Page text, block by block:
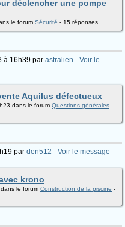
déclencher une pompe
le forum Sécurité - 15 réponses
à 16h39 par astralien - Voir le
Aquilus défectueux
dans le forum Questions générales
par den512 - Voir le message
krono
le forum Construction de la piscine -